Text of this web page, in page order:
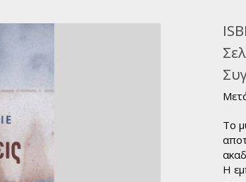
Εφηβική Λογοτεχνία
Παγκόσμιο Θέατρο
Το
Η